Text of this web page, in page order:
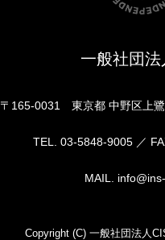
一般社団法
〒165-0031 東京都 中野区上
TEL. 03-5848-9005 ／
MAIL.
Copyright (C) 一般社団法人